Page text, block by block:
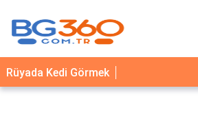
YEMEK
TARİFLERİ
Rüyada Kedi Görmek